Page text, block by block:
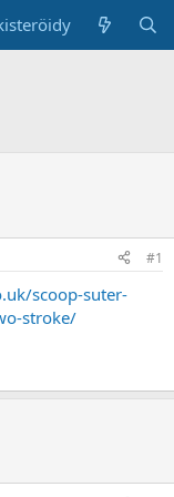
#1
scoop-suter-
stroke/